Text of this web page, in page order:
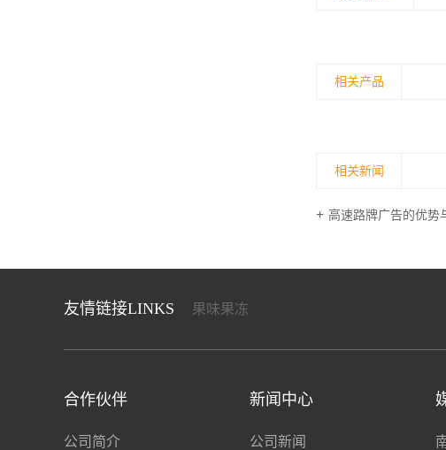
相关产品
相关新闻
高速路牌广告的优势
友情链接LINKS 果味果冻
合作伙伴
公司简介
新闻中心
公司新闻